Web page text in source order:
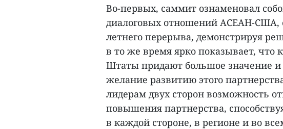
Во-первых, саммит ознаменовал
диалоговых отношений АСЕАН-США,
летнего перерыва, демонстрируя
в то же время ярко показывает,
Штаты придают большое значение
желание развитию этого
лидерам двух сторон возможность
повышения партнерства,
в каждой стороне, в регионе и во